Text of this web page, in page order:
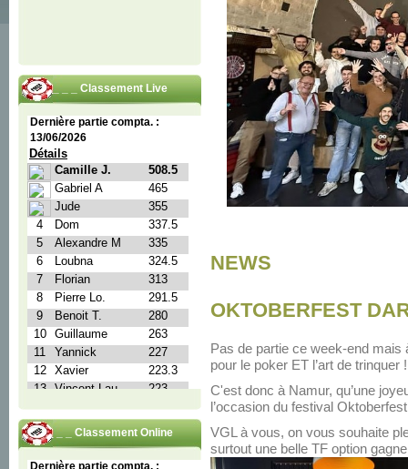
_ _ _ Classement Live
_ _ _ Classement Online
NEWS
OKTOBERFEST
Pas de partie ce week-end
pour le poker ET l’art de trinquer
C'est donc à Namur, qu’une
l’occasion du festival
VGL à vous, on vous souhaite
surtout une belle TF option